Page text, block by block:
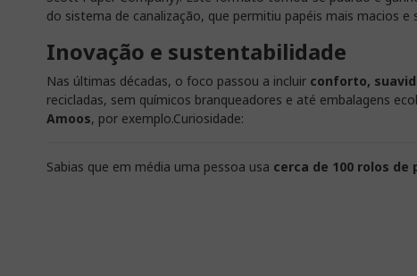
do sistema de canalização, que permitiu papéis mais macios e
Inovação e sustentabilidade
Nas últimas décadas, o foco passou a incluir conforto,
recicladas, sem químicos branqueadores e até embalagens
Amoos, por exemplo.Curiosidade:
Sabias que em média uma pessoa usa cerca de 100 rolos de